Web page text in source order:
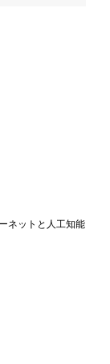
ネットと人工知能